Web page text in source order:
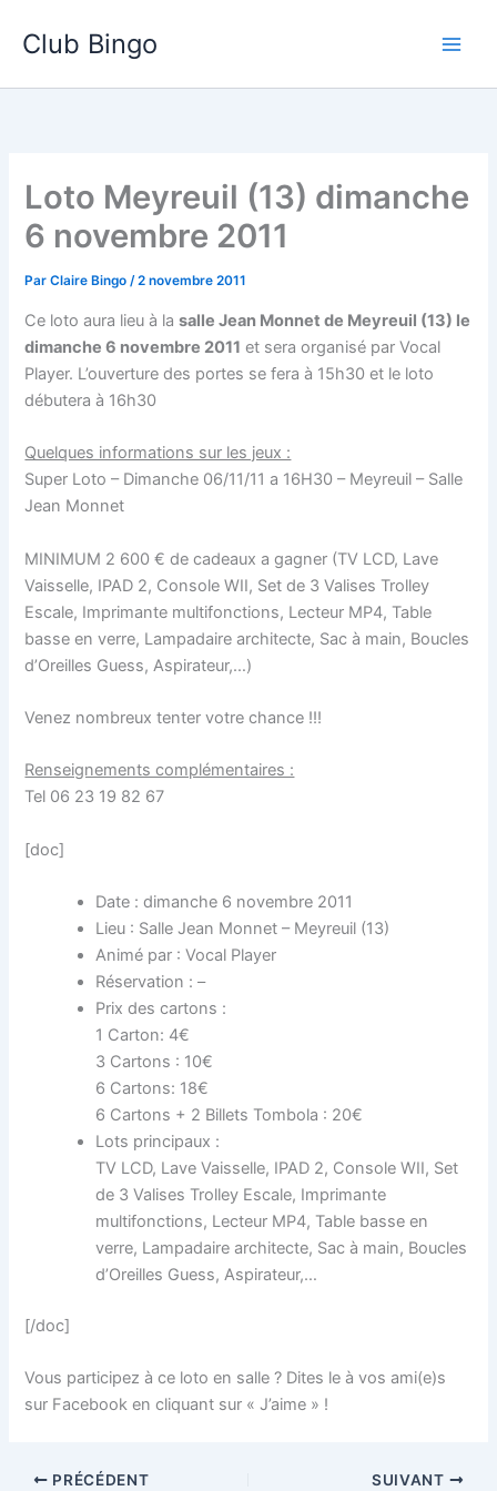
Club Bingo
Loto Meyreuil (13) dimanche
6 novembre 2011
ParClaire Bingo/2 novembre 2011
Ce loto aura lieu à lasalle Jean Monnet de Meyreuil (13) le
dimanche 6 novembre 2011 et sera organisé par Vocal
Player. L’ouverture des portes se fera à 15h30 et le loto
débutera à 16h30
Quelques informations sur les jeux :
Super Loto – Dimanche 06/11/11 a 16H30 – Meyreuil – Salle
Jean Monnet
MINIMUM 2 600 € de cadeaux a gagner (TV LCD, Lave
Vaisselle, IPAD 2, Console WII, Set de 3 Valises Trolley
Escale, Imprimante multifonctions, Lecteur MP4, Table
basse en verre, Lampadaire architecte, Sac à main, Boucles
d’Oreilles Guess, Aspirateur,…)
Venez nombreux tenter votre chance !!!
Renseignements complémentaires :
Tel 06 23 19 82 67
[doc]
Date : dimanche 6 novembre 2011
Lieu : Salle Jean Monnet – Meyreuil (13)
Animé par : Vocal Player
Réservation : –
Prix des cartons :
1 Carton: 4€
3 Cartons : 10€
6 Cartons: 18€
6 Cartons + 2 Billets Tombola : 20€
Lots principaux :
TV LCD, Lave Vaisselle, IPAD 2, Console WII, Set
de 3 Valises Trolley Escale, Imprimante
multifonctions, Lecteur MP4, Table basse en
verre, Lampadaire architecte, Sac à main, Boucles
d’Oreilles Guess, Aspirateur,…
[/doc]
Vous participez à ce loto en salle ? Dites le à vos ami(e)s
sur Facebook en cliquant sur « J’aime » !
PRÉCÉDENT SUIVANT